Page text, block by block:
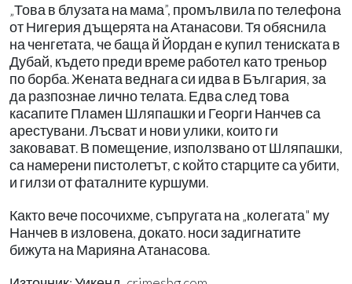
„Това в блузата на мама”, промълвила по телефона
от Нигерия дъщерята на Атанасови. Тя обяснила
на ченгетата, че баща й Йордан е купил тениската в
Дубай, където преди време работел като треньор
по борба. Жената веднага си идва в България, за
да разпознае лично телата. Едва след това
касапите Пламен Шляпашки и Георги Нанчев са
арестувани. Лъсват и нови улики, които ги
заковават. В помещение, използвано от Шляпашки,
са намерени пистолетът, с който старците са убити,
и гилзи от фаталните куршуми.
Както вече посочихме, съпругата на „колегата" му
Нанчев в изловена, докато. носи задигнатите
бижута на Марияна Атанасова.